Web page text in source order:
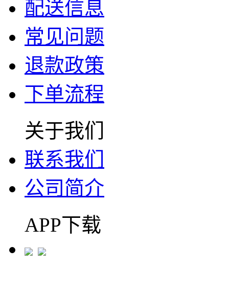
配送信息
常见问题
退款政策
下单流程
关于我们
联系我们
公司简介
APP下载